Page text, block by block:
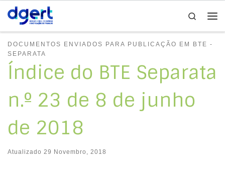
Skip to content
Search
DOCUMENTOS ENVIADOS PARA PUBLICAÇÃO EM BTE -
SEPARATA
Índice do BTE Separata
n.º 23 de 8 de junho
de 2018
Atualizado 29 Novembro, 2018